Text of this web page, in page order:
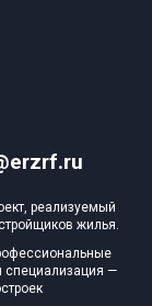
реализуемый
жилья.
специализация —